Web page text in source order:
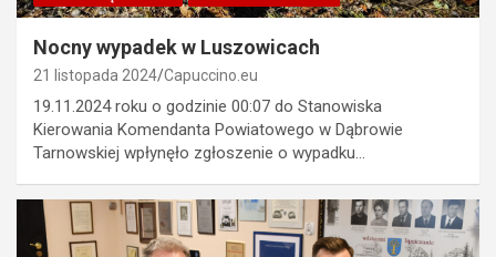
Nocny wypadek w Luszowicach
21 listopada 2024 Capuccino.eu
19.11.2024 roku o godzinie 00:07 do Stanowiska
Kierowania Komendanta Powiatowego w Dąbrowie
Tarnowskiej wpłynęło zgłoszenie o wypadku…